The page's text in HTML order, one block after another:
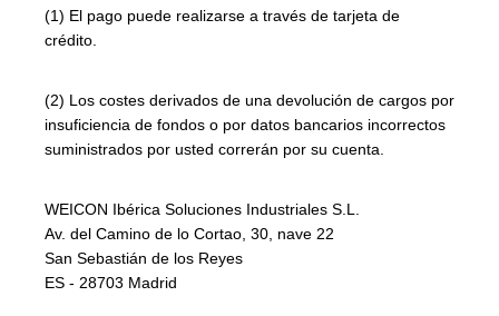
(1) El pago puede realizarse a través de tarjeta de
crédito.
(2) Los costes derivados de una devolución de cargos por
insuficiencia de fondos o por datos bancarios incorrectos
suministrados por usted correrán por su cuenta.
WEICON Ibérica Soluciones Industriales S.L.
Av. del Camino de lo Cortao, 30, nave 22
San Sebastián de los Reyes
ES - 28703 Madrid